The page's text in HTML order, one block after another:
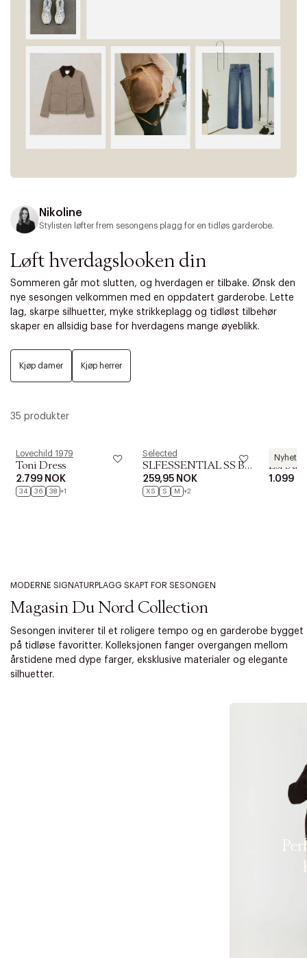
Nikoline
Stylisten løfter frem sesongens plagg for en tidløs garderobe.
Løft hverdagslooken din
Sommeren går mot slutten, og hverdagen er tilbake. Ønsk den
nye sesongen velkommen med en oppdatert garderobe. Lette
lag, skarpe silhuetter, myke strikkeplagg og tidløst tilbehør
skaper en allsidig base for hverdagens mange øyeblikk.
Kjøp damer Kjøp herrer
35 produkter
Lovechild 1979
Toni Dress
2.799 NOK
34 36 38 +1
Selected
SLFESSENTIAL SS BOXY TEE NOOS
259,95 NOK
XS S M +2
Nyhet
Magasin
1.099
MODERNE SIGNATURPLAGG SKAPT FOR SESONGEN
Magasin Du Nord Collection
Sesongen inviterer til et roligere tempo og en garderobe bygget
på tidløse favoritter. Kolleksjonen fanger overgangen mellom
årstidene med dype farger, eksklusive materialer og elegante
silhuetter.